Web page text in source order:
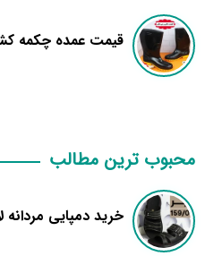
محبوب ترین مطالب